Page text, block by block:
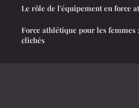
Le rôle de l'équipement en force
Force athlétique pour les femmes
clichés